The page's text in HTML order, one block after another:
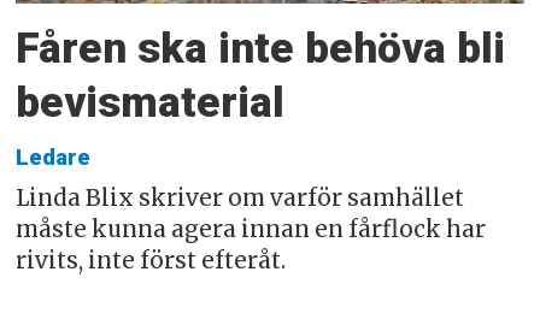
Fåren ska inte behöva bli
bevismaterial
Ledare
Linda Blix skriver om varför samhället
måste kunna agera innan en fårflock har
rivits, inte först efteråt.